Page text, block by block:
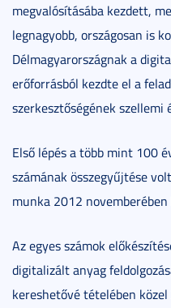
megvalósításába kezdett,
legnagyobb, országosan is
Délmagyarországnak a
erőforrásból kezdte el a
szerkesztőségének
Első lépés a több mint 100
számának összegyűjtése
munka 2012
Az egyes számok
digitalizált anyag
kereshetővé tételében